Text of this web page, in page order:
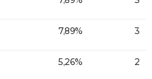
7,89% 3
5,26% 2